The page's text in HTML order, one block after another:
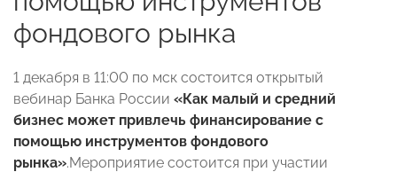
фондового рынка
1‌ ‌декабря‌ ‌в‌ ‌1‌1‌:00 по мск‌ ‌состоится‌ ‌открытый‌
‌вебинар‌ ‌Банка‌ ‌России‌ ‌ «Как‌ ‌малый‌ ‌и‌ ‌средний‌
‌бизнес‌ ‌может‌ ‌привлечь‌ ‌финансирование‌ ‌с‌
‌помощью‌ ‌инструментов‌ ‌фондового‌
‌рынка».Мероприятие состоится при участии